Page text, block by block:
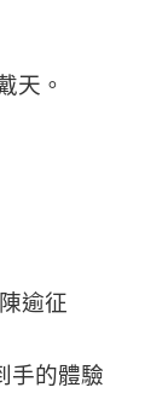
天。
逾征
手的體驗